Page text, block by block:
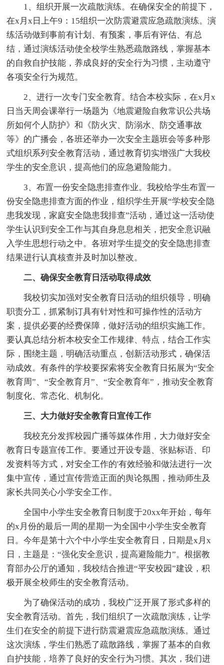
1、组织开展一次疏散演练。在确保安全的前提下，
在x月x日上午9：15组织一次防震避震应急疏散演练。演
练活动做到事前有计划、有预案，事后有评估、有总
结，通过演练活动使全校学生熟悉疏散路线，掌握基本
的自救自护技能，养成良好的安全行为习惯，主动遵守
各项安全行为规范。
2、进行一次专门安全教育。结合本校实际，在x月x
日当天周会课举行一场题为《地震避险自救常识公共场
所如何个人防护》和《防火灾、防溺水、防交通事故
等》的广播会，各班还举办一次安全主题班会等多种形
式组织系列安全教育活动，通过教育切实增强广大我校
学生的安全意识，提高他们的应急避险能力。
3、布置一份安全隐患排查作业。我校给学生布置一
份安全隐患排查方面的作业，组织学生开展“学校安全隐
患我发现，家庭安全隐患我排查”活动，通过这一活动使
学生认识到安全工作与其自身息息相关，把安全意识融
入学生思想行动之中。各班对学生提交的安全隐患排查
结果进行认真核查并及时加以整改。
二、确保安全教育日活动取得成效
我校切实加强对安全教育日活动的组织领导，明确
职责分工，抓紧制订具有针对性和可操作性的活动方
案，提供必要的经费保障，做好活动的组织实施工作。
要认真总结分析本校安全工作规律、特点，结合工作实
际，围绕主题，明确活动重点，创新活动形式，确保活
动成效。有条件的学校要探索将安全教育日拓展为“安全
教育周”、“安全教育月”、“安全教育年”，推动安全教育
制度化、常态化、机制化。
三、大力做好安全教育日宣传工作
我校充分发挥校园广播等媒体作用，大力做好安全
教育日专题宣传工作。要通过开设专题、张贴标语、印
发资料等方式，对安全工作的'有效经验和做法进行一次
集中宣传，通过宣传营造正面的舆论氛围，推动师生及
家长共同关心小学安全工作。
全国中小学生安全教育日制度于20xx年开始，每年
的x月份的最后一周的星期一为全国中小学生安全教育
日。今年是第十六个中小学生安全教育日，日期是x月x
日，主题是：“强化安全意识，提高避险能力”。根据教
育部办公厅的通知，我校结合推进“平安校园”建设，积
极开展全校师生的安全教育活动。
为了确保活动的成功，我校广泛开展了形式多样的
安全教育活动。首先，我们组织了一次疏散演练，让学
生们在安全的前提下进行防震避震应急疏散演练。通过
这次演练，学生们熟悉了疏散路线，掌握了基本的自救
自护技能，培养了良好的安全行为习惯。其次，我们进